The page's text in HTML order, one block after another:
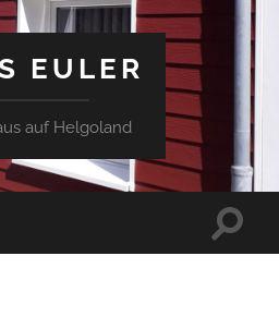
EULER
auf Helgoland